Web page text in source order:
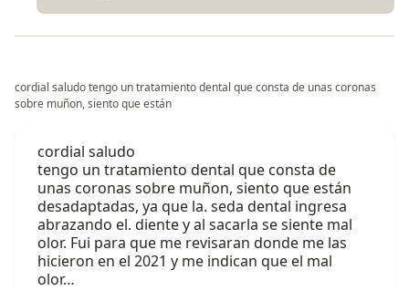
cordial saludo tengo un tratamiento dental que consta de unas coronas
sobre muñon, siento que están
cordial saludo
tengo un tratamiento dental que consta de
unas coronas sobre muñon, siento que están
desadaptadas, ya que la. seda dental ingresa
abrazando el. diente y al sacarla se siente mal
olor. Fui para que me revisaran donde me las
hicieron en el 2021 y me indican que el mal
olor…